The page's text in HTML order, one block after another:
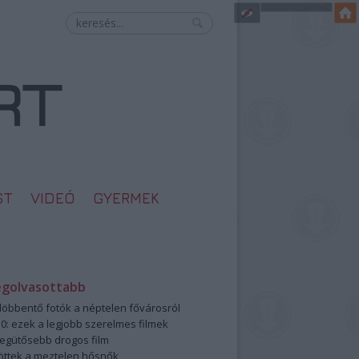
VIDEÓ GYERMEK
fotók a néptelen fővárosról
ezek a legjobb szerelmes filmek
drogos film
a meztelen hősnők